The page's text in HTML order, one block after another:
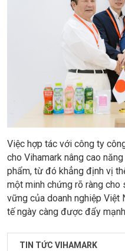
Việc hợp tác với công ty
cho Vihamark nâng cao
phẩm, từ đó khẳng định vị
một minh chứng rõ ràng cho
vững của doanh nghiệp Việt
tế ngày càng được đẩy
TIN TỨC VIHAMARK